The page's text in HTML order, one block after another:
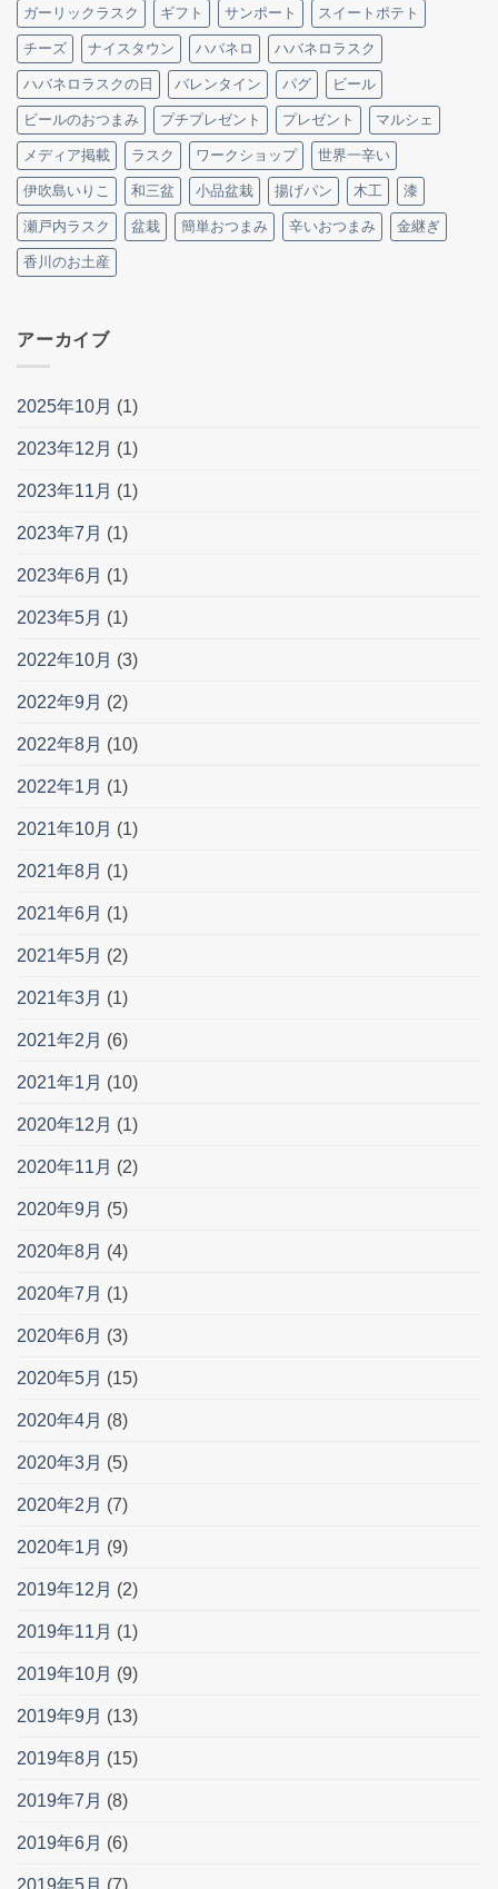
ガーリックラスク ギフト サンポート スイートポテト
チーズ ナイスタウン ハバネロ ハバネロラスク
ハバネロラスクの日 バレンタイン パグ ビール
ビールのおつまみ プチプレゼント プレゼント マルシェ
メディア掲載 ラスク ワークショップ 世界一辛い
伊吹島いりこ 和三盆 小品盆栽 揚げパン 木工 漆
瀬戸内ラスク 盆栽 簡単おつまみ 辛いおつまみ 金継ぎ
香川のお土産
アーカイブ
2025年10月 (1)
2023年12月 (1)
2023年11月 (1)
2023年7月 (1)
2023年6月 (1)
2023年5月 (1)
2022年10月 (3)
2022年9月 (2)
2022年8月 (10)
2022年1月 (1)
2021年10月 (1)
2021年8月 (1)
2021年6月 (1)
2021年5月 (2)
2021年3月 (1)
2021年2月 (6)
2021年1月 (10)
2020年12月 (1)
2020年11月 (2)
2020年9月 (5)
2020年8月 (4)
2020年7月 (1)
2020年6月 (3)
2020年5月 (15)
2020年4月 (8)
2020年3月 (5)
2020年2月 (7)
2020年1月 (9)
2019年12月 (2)
2019年11月 (1)
2019年10月 (9)
2019年9月 (13)
2019年8月 (15)
2019年7月 (8)
2019年6月 (6)